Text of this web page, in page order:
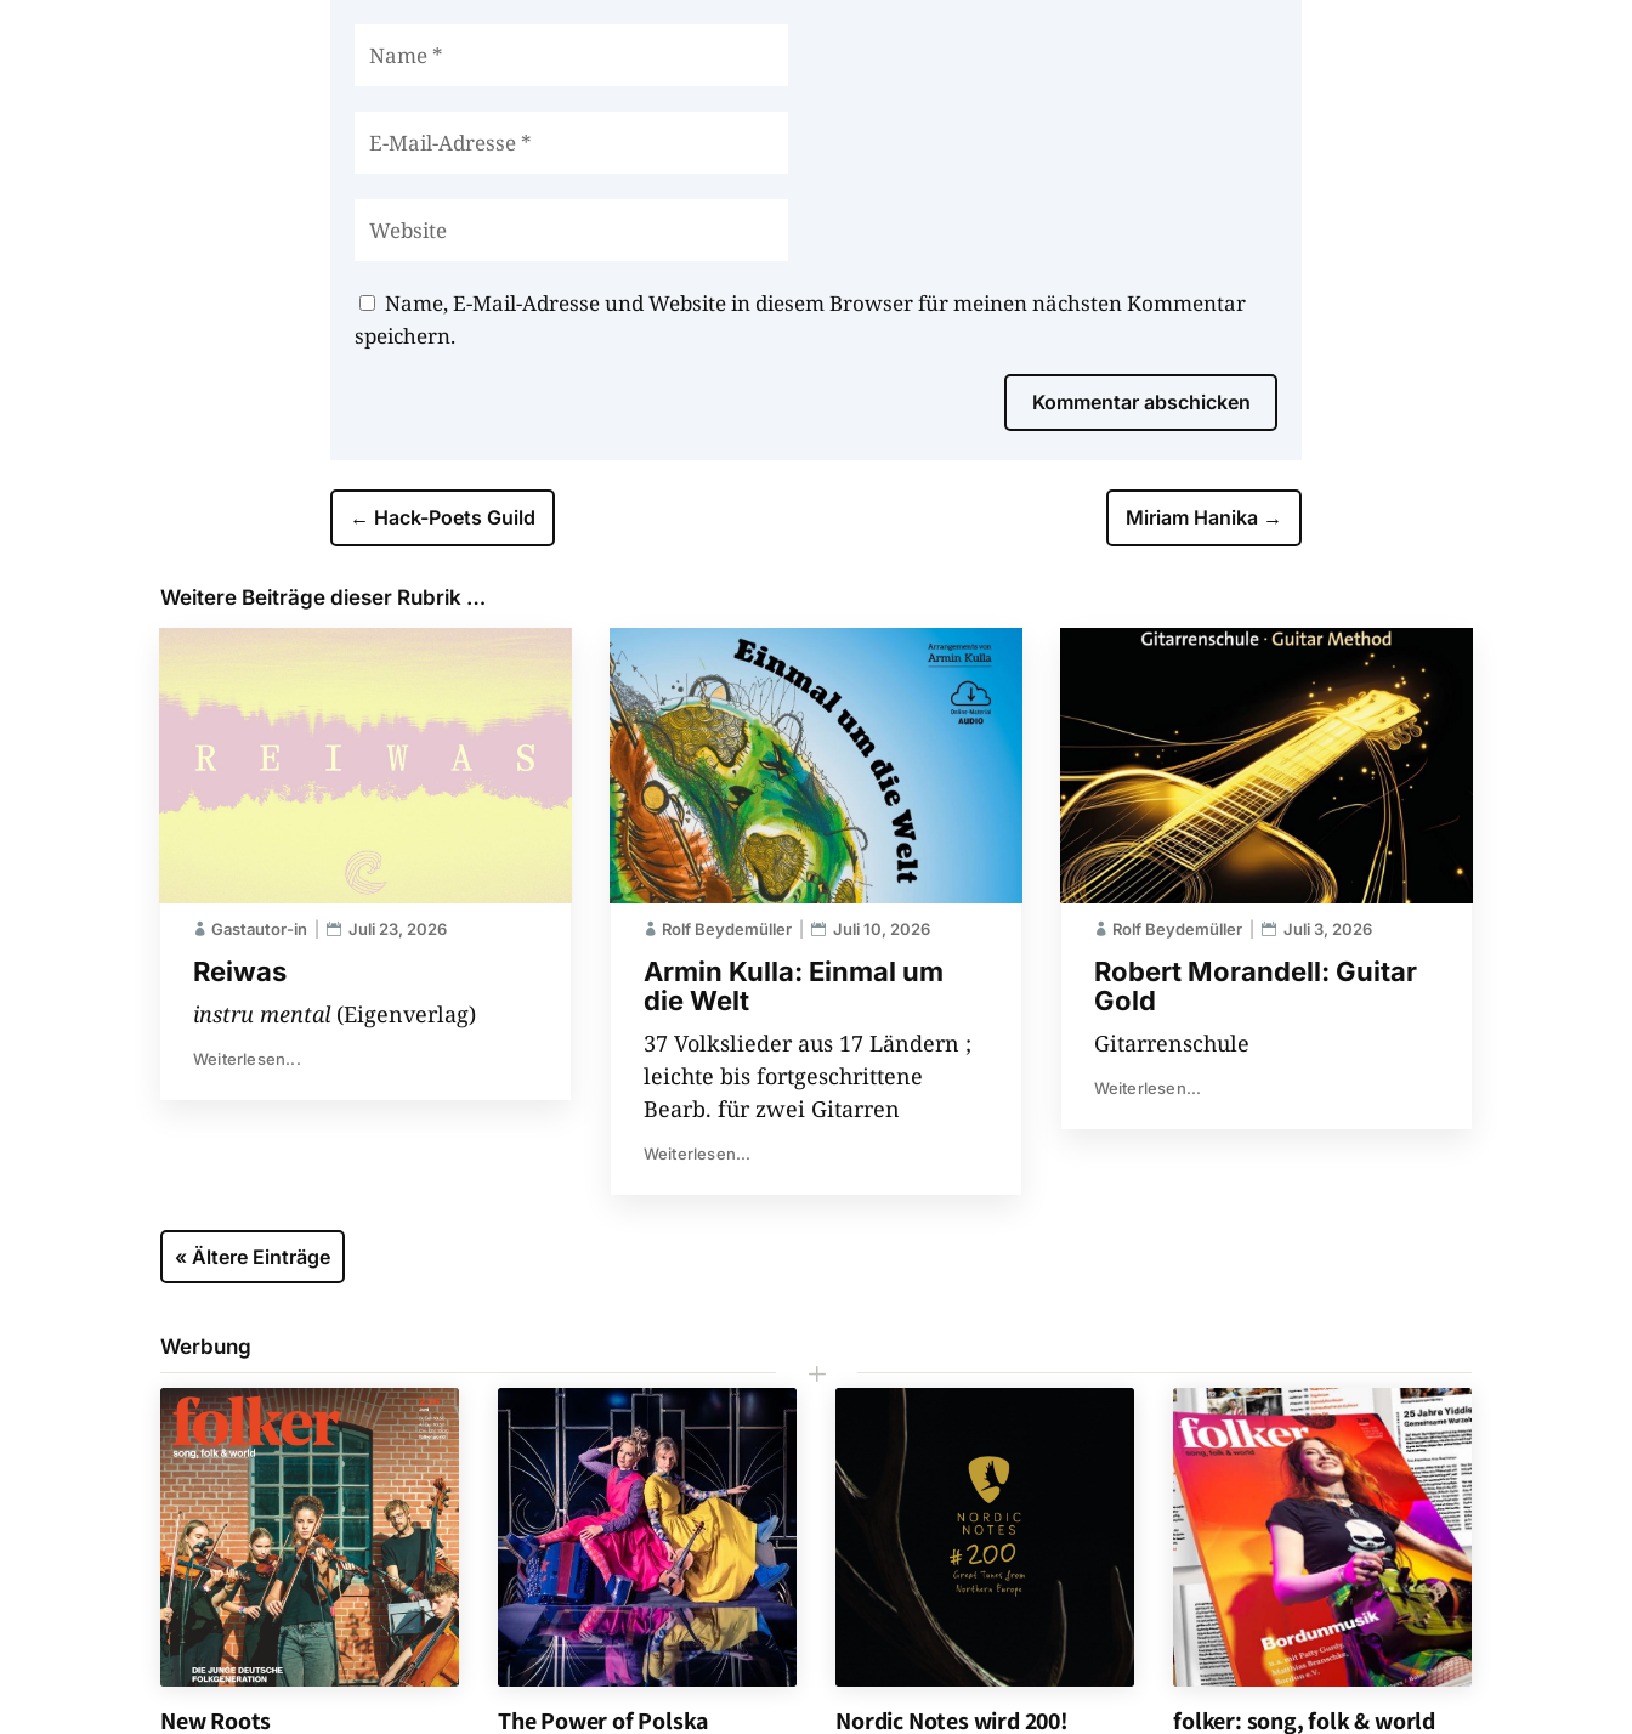
Name, E-Mail-Adresse und Website in diesem Browser für meinen nächsten Kommentar
speichern.
Kommentar abschicken
← Hack-Poets Guild Miriam Hanika →
Weitere Beiträge dieser Rubrik …
Reiwas
Gastautor-in Juli 23, 2026
instru mental(Eigenverlag)
Weiterlesen...
Armin Kulla: Einmal um
die Welt
Rolf Beydemüller Juli 10, 2026
37 Volkslieder aus 17 Ländern ;
leichte bis fortgeschrittene
Bearb. für zwei Gitarren
Weiterlesen...
Robert Morandell: Guitar
Gold
Rolf Beydemüller Juli 3, 2026
Gitarrenschule
Weiterlesen...
« Ältere Einträge
Werbung
L
New Roots The Power of Polska Nordic Notes wird 200! folker: song, folk & world